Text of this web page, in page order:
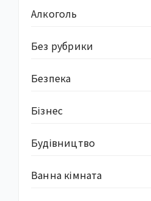
Алкоголь
Без рубрики
Безпека
Бізнес
Будівництво
Ванна кімната